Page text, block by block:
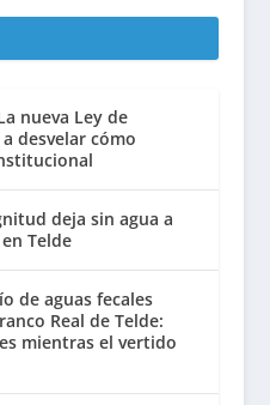
nueva Ley de
desvelar cómo
deja sin agua a
Telde
de aguas fecales
Real de Telde:
mientras el vertido